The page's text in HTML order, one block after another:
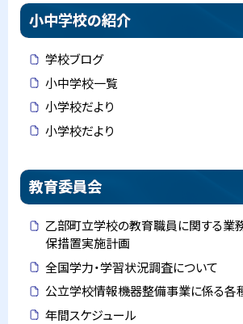
小中学校の紹介
学校ブログ
小中学校一覧
小学校だより
小学校だより
教育委員会
乙部町立学校の教育職員に関する業
保措置実施計画
全国学力・学習状況調査について
公立学校情報機器整備事業に係る各
年間スケジュール